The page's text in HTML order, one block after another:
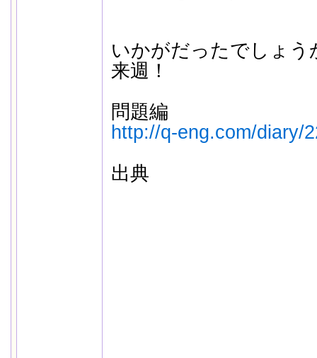
いかがだったでしょ
来週！
問題編
http://q-eng.com/diary/
出典